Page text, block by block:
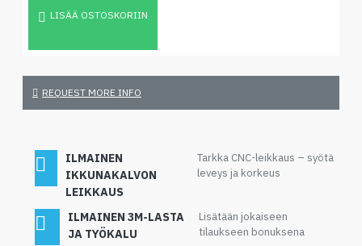
LISÄÄ OSTOSKORIIN
REQUEST MORE INFO
ILMAINEN
IKKUNAKALVON
LEIKKAUS
Tarkka CNC-leikkaus – syötä
leveys ja korkeus
ILMAINEN 3M-LASTA
JA TYÖKALU
Lisätään jokaiseen
tilaukseen bonuksena